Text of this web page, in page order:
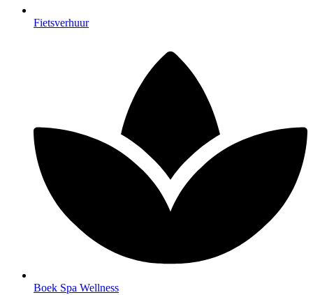
Fietsverhuur
Boek Spa Wellness